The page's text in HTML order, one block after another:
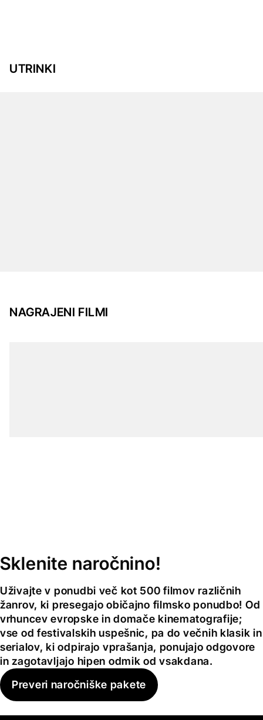
UTRINKI
NAGRAJENI FILMI
Sklenite naročnino!
Uživajte v ponudbi več kot 500 filmov različnih
žanrov, ki presegajo običajno filmsko ponudbo! Od
vrhuncev evropske in domače kinematografije;
vse od festivalskih uspešnic, pa do večnih klasik in
serialov, ki odpirajo vprašanja, ponujajo odgovore
in zagotavljajo hipen odmik od vsakdana.
Preveri naročniške pakete